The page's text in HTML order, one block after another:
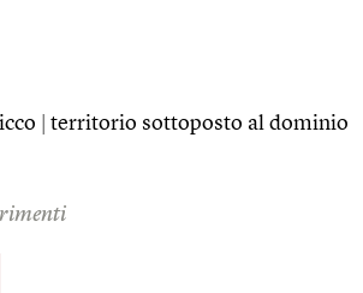
territorio sottoposto al dominio